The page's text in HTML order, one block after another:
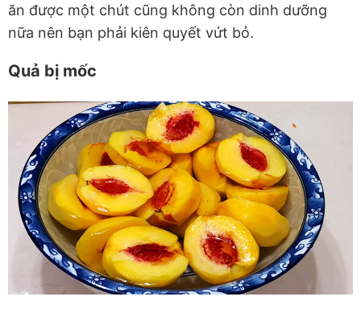
ăn được một chút cũng không còn dinh dưỡng
nữa nên bạn phải kiên quyết vứt bỏ.
Quả bị mốc